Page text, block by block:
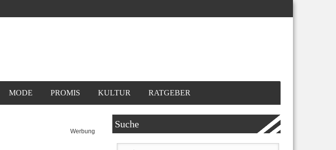
MODE PROMIS KULTUR RATGEBER
Werbung
Suche